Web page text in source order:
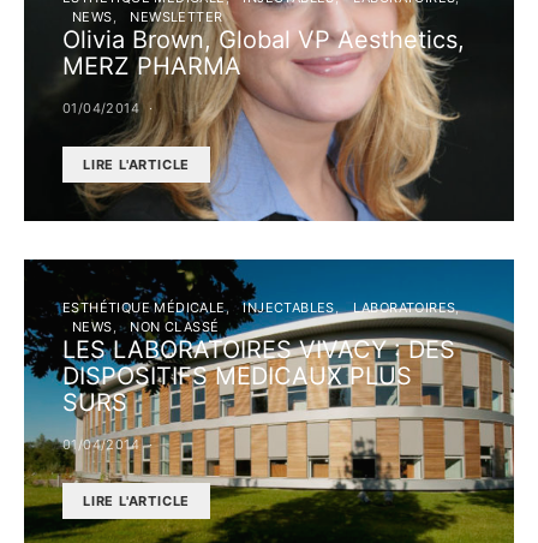
NEWS
NEWSLETTER
Olivia Brown, Global VP Aesthetics,
MERZ PHARMA
01/04/2014
LIRE L'ARTICLE
ESTHÉTIQUE MÉDICALE INJECTABLES
LABORATOIRES
NEWS
NON CLASSÉ
LES LABORATOIRES VIVACY : DES
DISPOSITIFS MEDICAUX PLUS
SURS
01/04/2014
LIRE L'ARTICLE